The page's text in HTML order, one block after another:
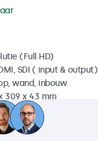
(Full HD)
SDI ( input & output)
wand, inbouw
309 x 43 mm